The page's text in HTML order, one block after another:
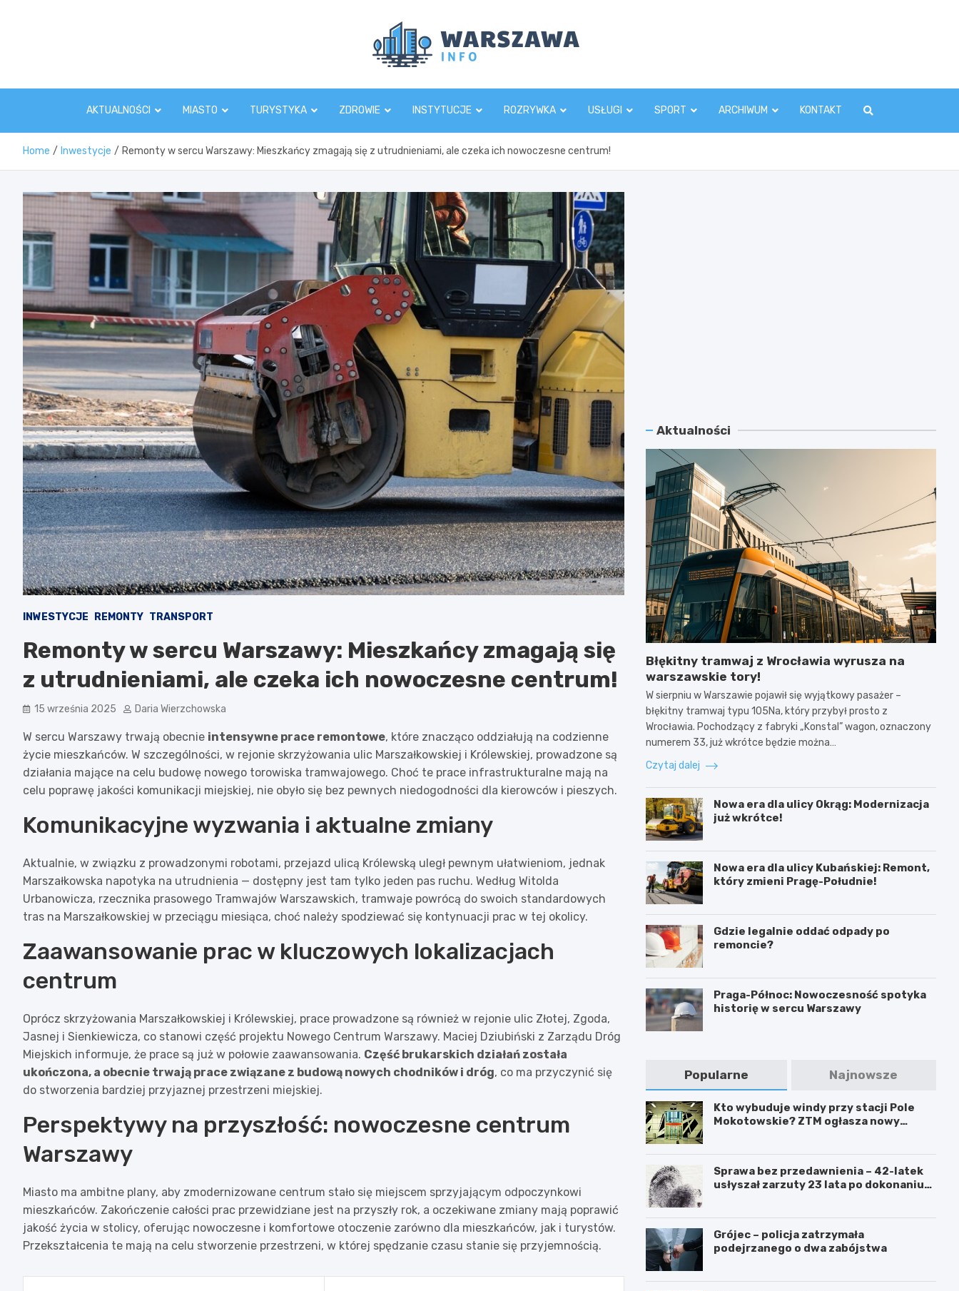
AKTUALNOŚCI MIASTO TURYSTYKA ZDROWIE INSTYTUCJE ROZRYWKA USŁUGI SPORT ARCHIWUM KONTAKT
Home Inwestycje Remonty w sercu Warszawy: Mieszkańcy zmagają się z utrudnieniami, ale czeka ich nowoczesne centrum!
INWESTYCJE REMONTY TRANSPORT
Remonty w sercu Warszawy: Mieszkańcy zmagają się
z utrudnieniami, ale czeka ich nowoczesne centrum!
15 września 2025 Daria Wierzchowska
W sercu Warszawy trwają obecnie intensywne prace remontowe, które znacząco oddziałują na codzienne
życie mieszkańców. W szczególności, w rejonie skrzyżowania ulic Marszałkowskiej i Królewskiej, prowadzone są
działania mające na celu budowę nowego torowiska tramwajowego. Choć te prace infrastrukturalne mają na
celu poprawę jakości komunikacji miejskiej, nie obyło się bez pewnych niedogodności dla kierowców i pieszych.
Komunikacyjne wyzwania i aktualne zmiany
Aktualnie, w związku z prowadzonymi robotami, przejazd ulicą Królewską uległ pewnym ułatwieniom, jednak
Marszałkowska napotyka na utrudnienia — dostępny jest tam tylko jeden pas ruchu. Według Witolda
Urbanowicza, rzecznika prasowego Tramwajów Warszawskich, tramwaje powrócą do swoich standardowych
tras na Marszałkowskiej w przeciągu miesiąca, choć należy spodziewać się kontynuacji prac w tej okolicy.
Zaawansowanie prac w kluczowych lokalizacjach
centrum
Oprócz skrzyżowania Marszałkowskiej i Królewskiej, prace prowadzone są również w rejonie ulic Złotej, Zgoda,
Jasnej i Sienkiewicza, co stanowi część projektu Nowego Centrum Warszawy. Maciej Dziubiński z Zarządu Dróg
Miejskich informuje, że prace są już w połowie zaawansowania. Część brukarskich działań została
ukończona, a obecnie trwają prace związane z budową nowych chodników i dróg, co ma przyczynić się
do stworzenia bardziej przyjaznej przestrzeni miejskiej.
Perspektywy na przyszłość: nowoczesne centrum
Warszawy
Miasto ma ambitne plany, aby zmodernizowane centrum stało się miejscem sprzyjającym odpoczynkowi
mieszkańców. Zakończenie całości prac przewidziane jest na przyszły rok, a oczekiwane zmiany mają poprawić
jakość życia w stolicy, oferując nowoczesne i komfortowe otoczenie zarówno dla mieszkańców, jak i turystów.
Przekształcenia te mają na celu stworzenie przestrzeni, w której spędzanie czasu stanie się przyjemnością.
Aktualności
Błękitny tramwaj z Wrocławia wyrusza na
warszawskie tory!
W sierpniu w Warszawie pojawił się wyjątkowy pasażer –
błękitny tramwaj typu 105Na, który przybył prosto z
Wrocławia. Pochodzący z fabryki „Konstal” wagon, oznaczony
numerem 33, już wkrótce będzie można…
Czytaj dalej
Nowa era dla ulicy Okrąg: Modernizacja
już wkrótce!
Nowa era dla ulicy Kubańskiej: Remont,
który zmieni Pragę-Południe!
Gdzie legalnie oddać odpady po
remoncie?
Praga-Północ: Nowoczesność spotyka
historię w sercu Warszawy
Popularne Najnowsze
Kto wybuduje windy przy stacji Pole
Mokotowskie? ZTM ogłasza nowy
Sprawa bez przedawnienia – 42-latek
usłyszał zarzuty 23 lata po dokonaniu
Grójec – policja zatrzymała
podejrzanego o dwa zabójstwa